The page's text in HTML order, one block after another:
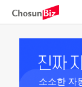
소소한 자